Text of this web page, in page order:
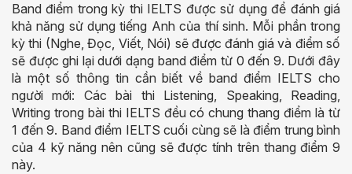
Band điểm trong kỳ thi IELTS được sử dụng để đánh giá
khả năng sử dụng tiếng Anh của thí sinh. Mỗi phần trong
kỳ thi (Nghe, Đọc, Viết, Nói) sẽ được đánh giá và điểm số
sẽ được ghi lại dưới dạng band điểm từ 0 đến 9. Dưới đây
là một số thông tin cần biết về band điểm IELTS cho
người mới: Các bài thi Listening, Speaking, Reading,
Writing trong bài thi IELTS đều có chung thang điểm là từ
1 đến 9. Band điểm IELTS cuối cùng sẽ là điểm trung bình
của 4 kỹ năng nên cũng sẽ được tính trên thang điểm 9
này.